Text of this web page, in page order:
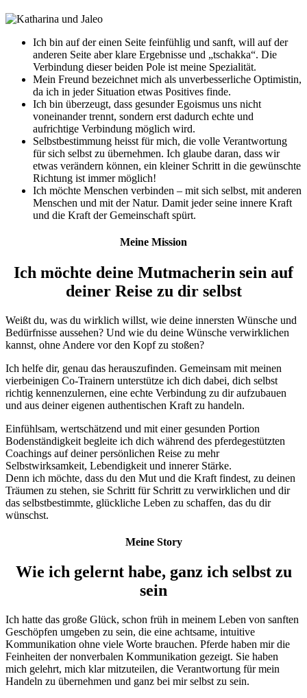
Ich bin auf der einen Seite feinfühlig und sanft, will auf der
anderen Seite aber klare Ergebnisse und „tschakka“. Die
Verbindung dieser beiden Pole ist meine Spezialität.
Mein Freund bezeichnet mich als unverbesserliche Optimistin,
da ich in jeder Situation etwas Positives finde.
Ich bin überzeugt, dass gesunder Egoismus uns nicht
voneinander trennt, sondern erst dadurch echte und
aufrichtige Verbindung möglich wird.
Selbstbestimmung heisst für mich, die volle Verantwortung
für sich selbst zu übernehmen. Ich glaube daran, dass wir
etwas verändern können, ein kleiner Schritt in die gewünschte
Richtung ist immer möglich!
Ich möchte Menschen verbinden – mit sich selbst, mit anderen
Menschen und mit der Natur. Damit jeder seine innere Kraft
und die Kraft der Gemeinschaft spürt.
Meine Mission
Ich möchte deine Mutmacherin sein auf
deiner Reise zu dir selbst
Weißt du, was du wirklich willst, wie deine innersten Wünsche und
Bedürfnisse aussehen? Und wie du deine Wünsche verwirklichen
kannst, ohne Andere vor den Kopf zu stoßen?
Ich helfe dir, genau das herauszufinden. Gemeinsam mit meinen
vierbeinigen Co-Trainern unterstütze ich dich dabei, dich selbst
richtig kennenzulernen, eine echte Verbindung zu dir aufzubauen
und aus deiner eigenen authentischen Kraft zu handeln.
Einfühlsam, wertschätzend und mit einer gesunden Portion
Bodenständigkeit begleite ich dich während des pferdegestützten
Coachings auf deiner persönlichen Reise zu mehr
Selbstwirksamkeit, Lebendigkeit und innerer Stärke.
Denn ich möchte, dass du den Mut und die Kraft findest, zu deinen
Träumen zu stehen, sie Schritt für Schritt zu verwirklichen und dir
das selbstbestimmte, glückliche Leben zu schaffen, das du dir
wünschst.
Meine Story
Wie ich gelernt habe, ganz ich selbst zu
sein
Ich hatte das große Glück, schon früh in meinem Leben von sanften
Geschöpfen umgeben zu sein, die eine achtsame, intuitive
Kommunikation ohne viele Worte brauchen. Pferde haben mir die
Feinheiten der nonverbalen Kommunikation gezeigt. Sie haben
mich gelehrt, mich klar mitzuteilen, die Verantwortung für mein
Handeln zu übernehmen und ganz bei mir selbst zu sein.